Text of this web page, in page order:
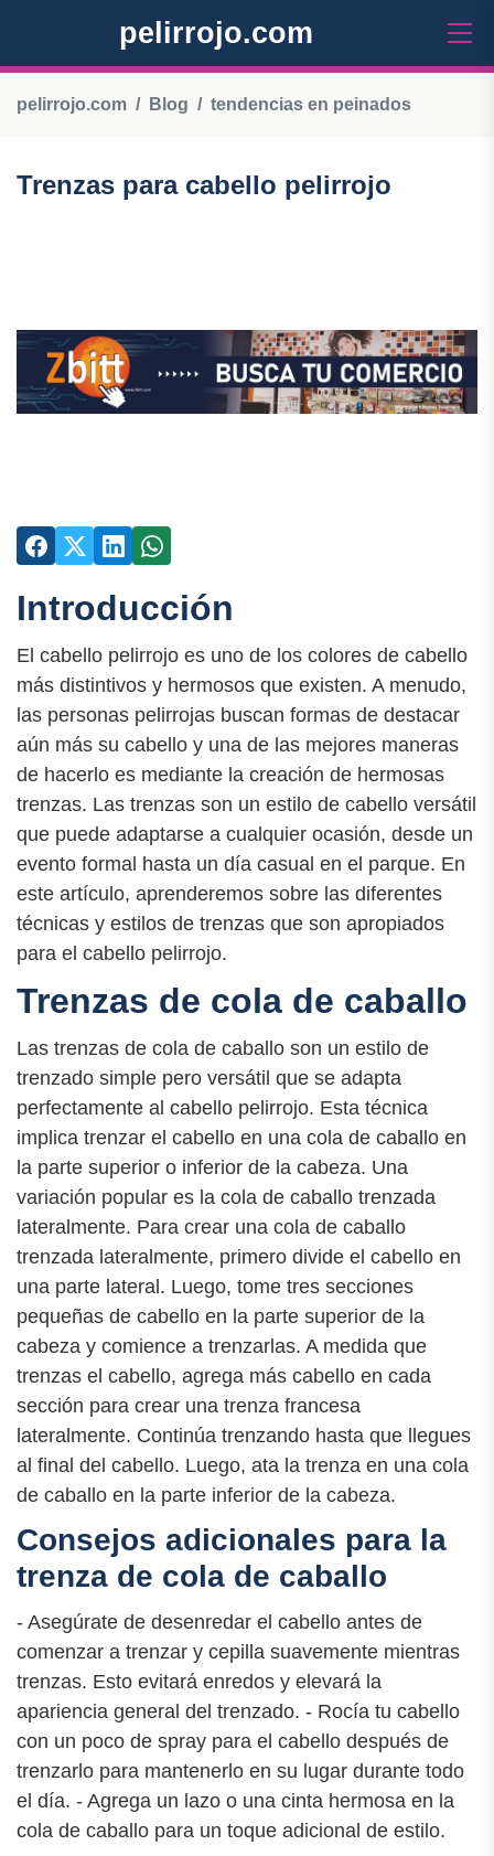
pelirrojo.com
pelirrojo.com Blog tendencias en peinados
Trenzas para cabello pelirrojo
Introducción
El cabello pelirrojo es uno de los colores de cabello
más distintivos y hermosos que existen. A menudo,
las personas pelirrojas buscan formas de destacar
aún más su cabello y una de las mejores maneras
de hacerlo es mediante la creación de hermosas
trenzas. Las trenzas son un estilo de cabello versátil
que puede adaptarse a cualquier ocasión, desde un
evento formal hasta un día casual en el parque. En
este artículo, aprenderemos sobre las diferentes
técnicas y estilos de trenzas que son apropiados
para el cabello pelirrojo.
Trenzas de cola de caballo
Las trenzas de cola de caballo son un estilo de
trenzado simple pero versátil que se adapta
perfectamente al cabello pelirrojo. Esta técnica
implica trenzar el cabello en una cola de caballo en
la parte superior o inferior de la cabeza. Una
variación popular es la cola de caballo trenzada
lateralmente. Para crear una cola de caballo
trenzada lateralmente, primero divide el cabello en
una parte lateral. Luego, tome tres secciones
pequeñas de cabello en la parte superior de la
cabeza y comience a trenzarlas. A medida que
trenzas el cabello, agrega más cabello en cada
sección para crear una trenza francesa
lateralmente. Continúa trenzando hasta que llegues
al final del cabello. Luego, ata la trenza en una cola
de caballo en la parte inferior de la cabeza.
Consejos adicionales para la
trenza de cola de caballo
- Asegúrate de desenredar el cabello antes de
comenzar a trenzar y cepilla suavemente mientras
trenzas. Esto evitará enredos y elevará la
apariencia general del trenzado. - Rocía tu cabello
con un poco de spray para el cabello después de
trenzarlo para mantenerlo en su lugar durante todo
el día. - Agrega un lazo o una cinta hermosa en la
cola de caballo para un toque adicional de estilo.